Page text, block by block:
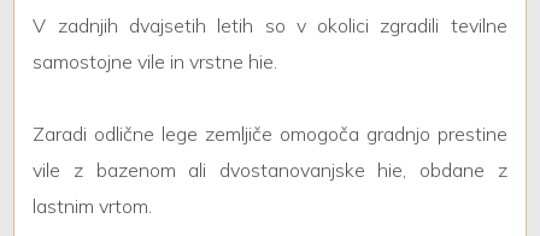
V zadnjih dvajsetih letih so v okolici zgradili tevilne
samostojne vile in vrstne hie.
Zaradi odlične lege zemljiče omogoča gradnjo prestine
vile z bazenom ali dvostanovanjske hie, obdane z
lastnim vrtom.
2
3
4